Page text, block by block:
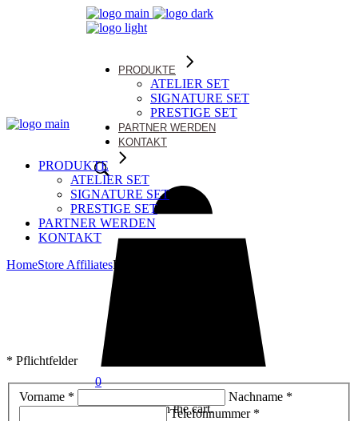
PRODUKTE
ATELIER SET
SIGNATURE SET
PRESTIGE SET
PARTNER WERDEN
KONTAKT
0
No products in the cart.
PRODUKTE
ATELIER SET
SIGNATURE SET
PRESTIGE SET
PARTNER WERDEN
KONTAKT
HomeStore AffiliatesRegister
* Pflichtfelder
Vorname *
Nachname *
Telefonnummer *